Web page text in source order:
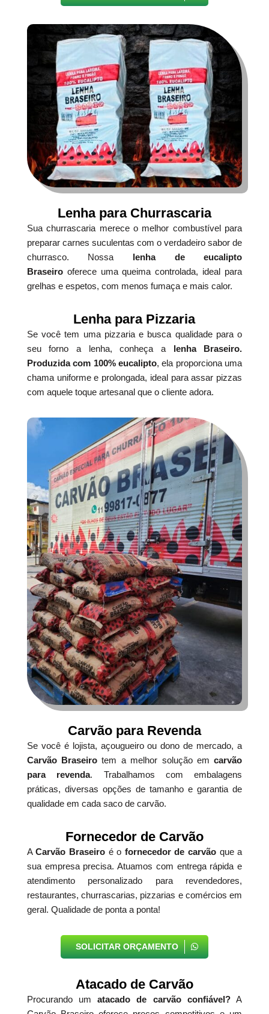
Lenha para Churrascaria
Sua churrascaria merece o melhor combustível para
preparar carnes suculentas com o verdadeiro sabor de
churrasco. Nossa lenha de eucalipto
Braseirooferece uma queima controlada, ideal para
grelhas e espetos, com menos fumaça e mais calor.
Lenha para Pizzaria
Se você tem uma pizzaria e busca qualidade para o
seu forno a lenha, conheça a lenha Braseiro.
Produzida com 100% eucalipto, ela proporciona uma
chama uniforme e prolongada, ideal para assar pizzas
com aquele toque artesanal que o cliente adora.
Carvão para Revenda
Se você é lojista, açougueiro ou dono de mercado, a
Carvão Braseiro tem a melhor solução emcarvão
para revenda. Trabalhamos com embalagens
práticas, diversas opções de tamanho e garantia de
qualidade em cada saco de carvão.
Fornecedor de Carvão
ACarvão Braseiro é o fornecedor de carvão que a
sua empresa precisa. Atuamos com entrega rápida e
atendimento personalizado para revendedores,
restaurantes, churrascarias, pizzarias e comércios em
geral. Qualidade de ponta a ponta!
SOLICITAR ORÇAMENTO
Atacado de Carvão
Procurando umatacado de carvão confiável?A